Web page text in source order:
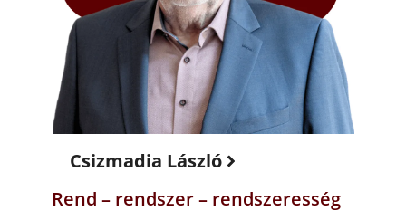
Csizmadia László
Rend – rendszer – rendszeresség